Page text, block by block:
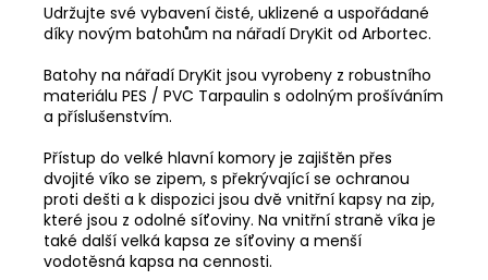
Udržujte své vybavení čisté, uklizené a uspořádané
díky novým batohům na nářadí DryKit od Arbortec.
Batohy na nářadí DryKit jsou vyrobeny z robustního
materiálu PES / PVC Tarpaulin s odolným prošíváním
a příslušenstvím.
Přístup do velké hlavní komory je zajištěn přes
dvojité víko se zipem, s překrývající se ochranou
proti dešti a k dispozici jsou dvě vnitřní kapsy na zip,
které jsou z odolné síťoviny. Na vnitřní straně víka je
také další velká kapsa ze síťoviny a menší
vodotěsná kapsa na cennosti.